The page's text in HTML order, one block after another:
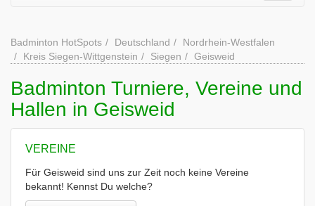
Badminton HotSpots Deutschland
Nordrhein-Westfalen
Kreis Siegen-Wittgenstein
Siegen Geisweid
Badminton Turniere, Vereine und
Hallen in Geisweid
VEREINE
Für Geisweid sind uns zur Zeit noch keine Vereine
bekannt! Kennst Du welche?